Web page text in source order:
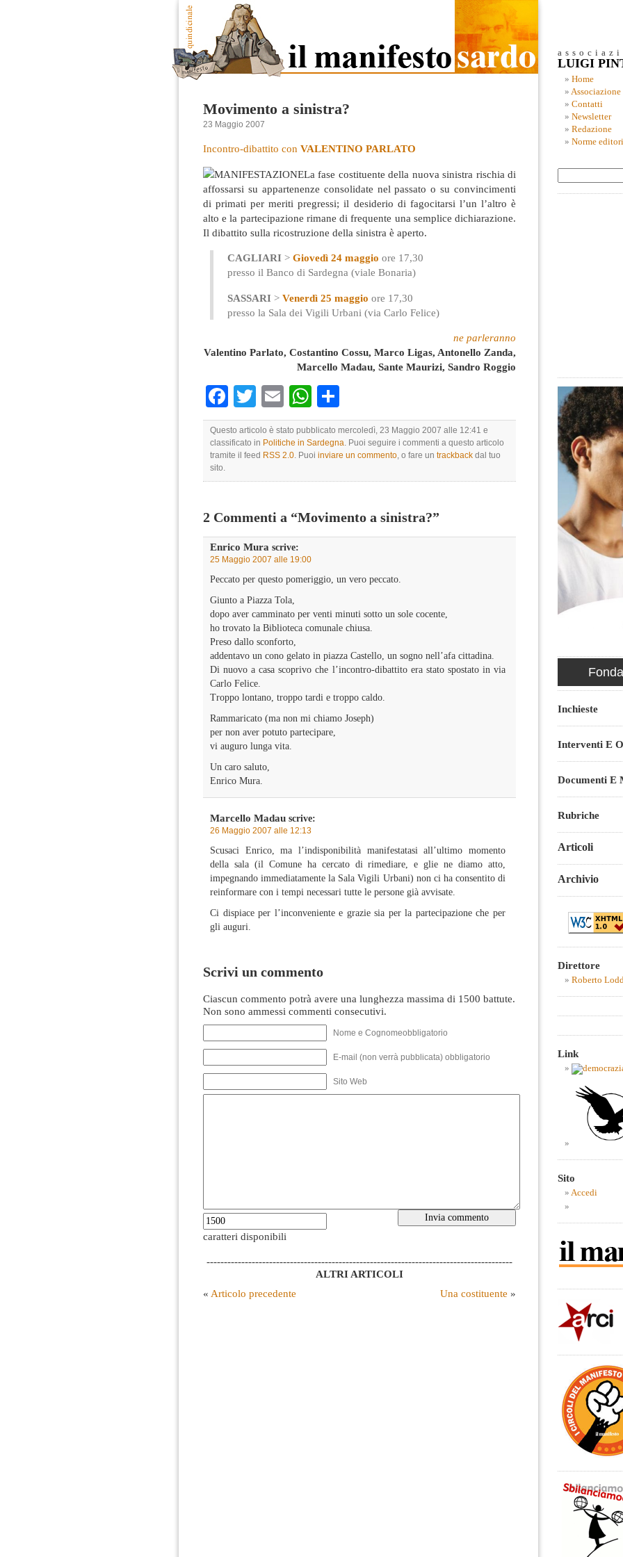
Movimento a sinistra?
23 Maggio 2007
Incontro-dibattito con VALENTINO PARLATO
La fase costituente della nuova sinistra rischia di
affossarsi su appartenenze consolidate nel passato o su convincimenti
di primati per meriti pregressi; il desiderio di fagocitarsi l’un l’altro è
alto e la partecipazione rimane di frequente una semplice dichiarazione.
Il dibattito sulla ricostruzione della sinistra è aperto.
CAGLIARI > Giovedì 24 maggio ore 17,30
presso il Banco di Sardegna (viale Bonaria)
SASSARI > Venerdì 25 maggio ore 17,30
presso la Sala dei Vigili Urbani (via Carlo Felice)
ne parleranno
Valentino Parlato, Costantino Cossu, Marco Ligas, Antonello Zanda,
Marcello Madau, Sante Maurizi, Sandro Roggio
Facebook
TwitterEmailWhatsApp
Questo articolo è stato pubblicato mercoledì, 23 Maggio 2007 alle 12:41 e
classificato in Politiche in Sardegna. Puoi seguire i commenti a questo articolo
tramite il feed RSS 2.0. Puoi inviare un commento, o fare un trackback dal tuo
sito.
2 Commenti a “Movimento a sinistra?”
Enrico Mura scrive:
25 Maggio 2007 alle 19:00
Peccato per questo pomeriggio, un vero peccato.
Giunto a Piazza Tola,
dopo aver camminato per venti minuti sotto un sole cocente,
ho trovato la Biblioteca comunale chiusa.
Preso dallo sconforto,
addentavo un cono gelato in piazza Castello, un sogno nell’afa cittadina.
Di nuovo a casa scoprivo che l’incontro-dibattito era stato spostato in via
Carlo Felice.
Troppo lontano, troppo tardi e troppo caldo.
Rammaricato (ma non mi chiamo Joseph)
per non aver potuto partecipare,
vi auguro lunga vita.
Un caro saluto,
Enrico Mura.
Marcello Madau scrive:
26 Maggio 2007 alle 12:13
Scusaci Enrico, ma l’indisponibilità manifestatasi all’ultimo momento
della sala (il Comune ha cercato di rimediare, e glie ne diamo atto,
impegnando immediatamente la Sala Vigili Urbani) non ci ha consentito di
reinformare con i tempi necessari tutte le persone già avvisate.
Ci dispiace per l’inconveniente e grazie sia per la partecipazione che per
gli auguri.
Scrivi un commento
Ciascun commento potrà avere una lunghezza massima di 1500 battute.
Non sono ammessi commenti consecutivi.
Nome e Cognomeobbligatorio
E-mail (non verrà pubblicata) obbligatorio
Sito Web
caratteri disponibili
----------------------------------------------------------------------------------------
ALTRI ARTICOLI
« Articolo precedente Una costituente »
LUIGI
Home
Associazione
Contatti
Newsletter
Redazione
Norme
Inchieste
Interventi E
Documenti E
Rubriche
Articoli
Archivio
Direttore
Roberto
Link
Sito
Accedi